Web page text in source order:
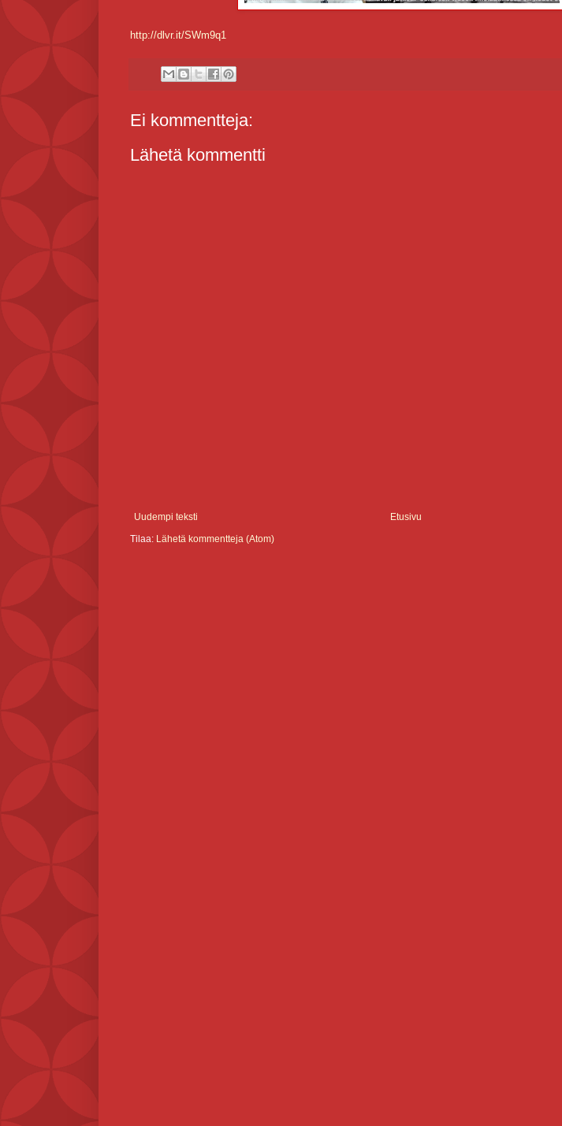
http://dlvr.it/SWm9q1
Ei kommentteja:
Lähetä kommentti
Uudempi teksti
Etusivu
Tilaa: Lähetä kommentteja (Atom)